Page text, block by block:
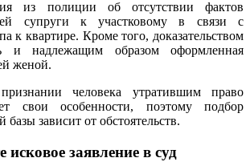
из полиции об отсутствии фактов
супруги к участковому в связи с
к квартире. Кроме того, доказательством
и надлежащим образом оформленная
женой.
человека утратившим право
свои особенности, поэтому подбор
базы зависит от обстоятельств.
исковое заявление в суд